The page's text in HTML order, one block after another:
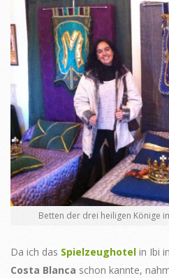
Betten der drei heiligen Könige
Da ich das Spielzeughotel in Ibi
Costa Blanca schon kannte,